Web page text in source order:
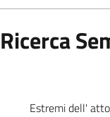
Ricerca
Estremi dell' atto